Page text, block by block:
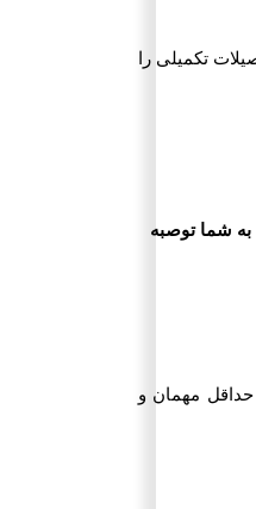
تکمیلی را
مشاوره به شما توصبه
مهمان و